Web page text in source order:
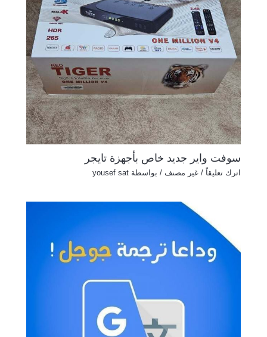
سوفت واير جديد خاص بأجهزة تايجر
اترك تعليقاً /غير مصنف / بواسطة yousef sat